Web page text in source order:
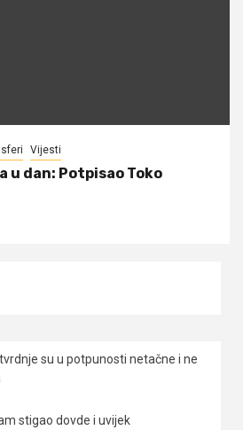
Vijesti
u dan: Potpisao Toko
su u potpunosti netačne i ne
stigao dovde i uvijek